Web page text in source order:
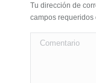
Tu dirección de
campos requeridos
Comentario